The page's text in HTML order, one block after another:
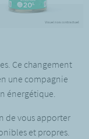
Ce changement
une compagnie
énergétique.
de vous apporter
et propres.